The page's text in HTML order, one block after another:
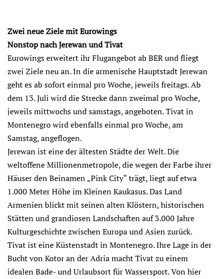
Zwei neue Ziele mit Eurowings
Nonstop nach Jerewan und Tivat
Eurowings erweitert ihr Flugangebot ab BER und fliegt
zwei Ziele neu an. In die armenische Hauptstadt Jerewan
geht es ab sofort einmal pro Woche, jeweils freitags. Ab
dem 13. Juli wird die Strecke dann zweimal pro Woche,
jeweils mittwochs und samstags, angeboten. Tivat in
Montenegro wird ebenfalls einmal pro Woche, am
Samstag, angeflogen.
Jerewan ist eine der ältesten Städte der Welt. Die
weltoffene Millionenmetropole, die wegen der Farbe ihrer
Häuser den Beinamen „Pink City“ trägt, liegt auf etwa
1.000 Meter Höhe im Kleinen Kaukasus. Das Land
Armenien blickt mit seinen alten Klöstern, historischen
Stätten und grandiosen Landschaften auf 3.000 Jahre
Kulturgeschichte zwischen Europa und Asien zurück.
Tivat ist eine Küstenstadt in Montenegro. Ihre Lage in der
Bucht von Kotor an der Adria macht Tivat zu einem
idealen Bade- und Urlaubsort für Wassersport. Von hier